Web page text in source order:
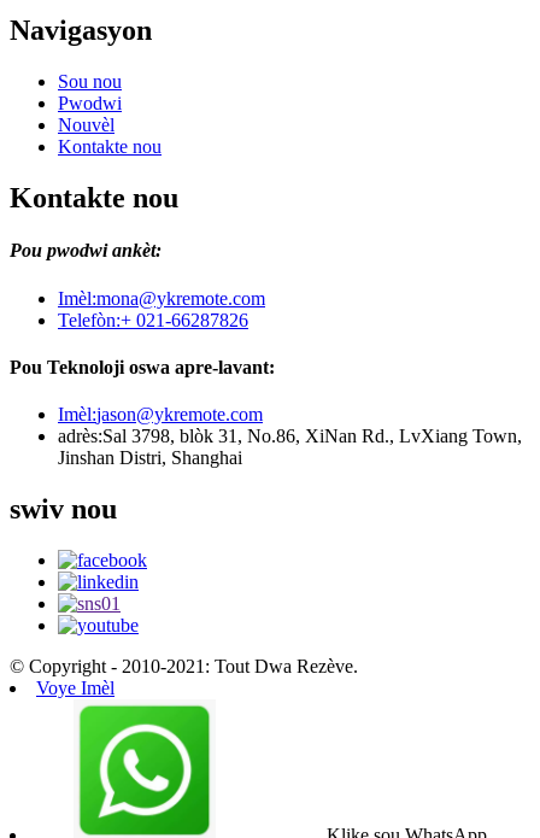
Navigasyon
Sou nou
Pwodwi
Nouvèl
Kontakte nou
Kontakte nou
Pou pwodwi ankèt:
Imèl:mona@ykremote.com
Telefòn:+ 021-66287826
Pou Teknoloji oswa apre-lavant:
Imèl:jason@ykremote.com
adrès:Sal 3798, blòk 31, No.86, XiNan Rd., LvXiang Town,
Jinshan Distri, Shanghai
swiv nou
© Copyright - 2010-2021: Tout Dwa Rezève.
Voye Imèl